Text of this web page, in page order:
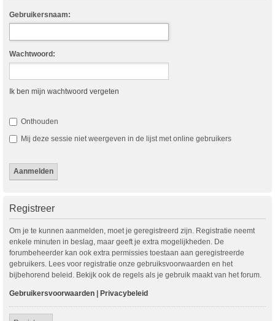
Gebruikersnaam:
Wachtwoord:
Ik ben mijn wachtwoord vergeten
Onthouden
Mij deze sessie niet weergeven in de lijst met online gebruikers
Registreer
Om je te kunnen aanmelden, moet je geregistreerd zijn. Registratie neemt
enkele minuten in beslag, maar geeft je extra mogelijkheden. De
forumbeheerder kan ook extra permissies toestaan aan geregistreerde
gebruikers. Lees voor registratie onze gebruiksvoorwaarden en het
bijbehorend beleid. Bekijk ook de regels als je gebruik maakt van het forum.
Gebruikersvoorwaarden | Privacybeleid